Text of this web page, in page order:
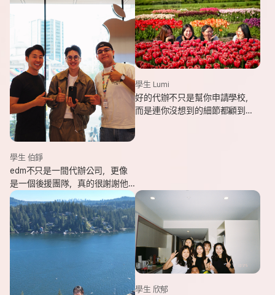
學生 伯錚
edm不只是一間代辦公司，更像
是一個後援團隊，真的很謝謝他
們的幫忙，讓我能安心出發，去
追逐我一直想完成的留遊學夢
想。
學生 Lumi
好的代辦不只是幫你申請學校，
而是連你沒想到的細節都顧到
學生 欣郁